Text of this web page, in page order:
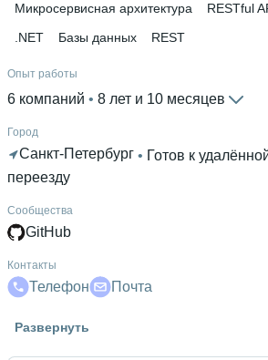
Микросервисная архитектура
RESTful
.NET
Базы данных REST
Опыт работы
6 компаний 8 лет и 10 месяцев
Город
Санкт-Петербург • Готов к
переезду
Сообщества
GitHub
Контакты
Телефон Почта
Развернуть